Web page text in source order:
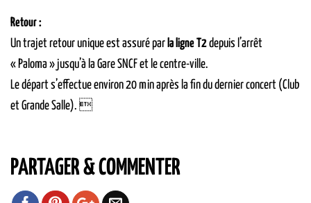
Retour :
Un trajet retour unique est assuré par la ligne T2depuis l’arrêt
« Paloma » jusqu’à la Gare SNCF et le centre-ville.
Le départ s’effectue environ 20 min après la fin du dernier concert (Club
et Grande Salle). 
PARTAGER & COMMENTER